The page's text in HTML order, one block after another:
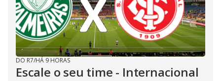
DO R7/HÁ 9 HORAS
Escale o seu time - Internacional